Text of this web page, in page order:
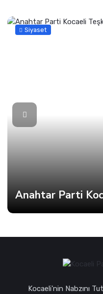
Siyaset
Kocaeli'nin Nabzını